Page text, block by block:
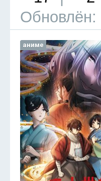
Обновлён:
аниме